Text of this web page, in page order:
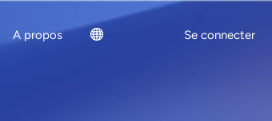
A propos Se connecter